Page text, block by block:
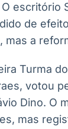
escritório
de
a
Turma
votou
Dino. O
mas